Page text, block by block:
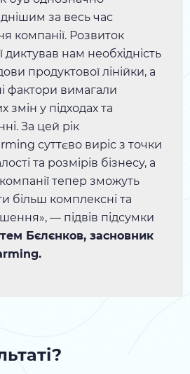
за весь час
компанії. Розвиток
диктував нам необхідність
продуктової лінійки, а
фактори вимагали
змін у підходах та
За цей рік
суттєво виріс з точки
та розмірів бізнесу, а
тепер зможуть
більш комплексні та
— підвів підсумки
Бєлєнков, засновник